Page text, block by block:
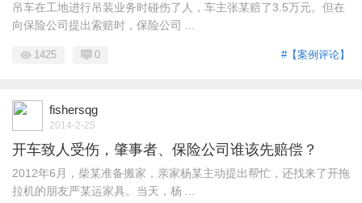
吊车在工地进行吊装业务时碰伤了人，车主张某赔了3.5万元。但在
向保险公司提出索赔时，保险公司 ...
#【案例评论】
1425 0
fishersqg
2014-2-25
开车致人受伤，肇事者、保险公司谁该先赔偿？
2012年6月，柴某准备搬家，亲家杨某主动提出帮忙，还找来了开拖
拉机的朋友严某运家具。当天，杨 ...